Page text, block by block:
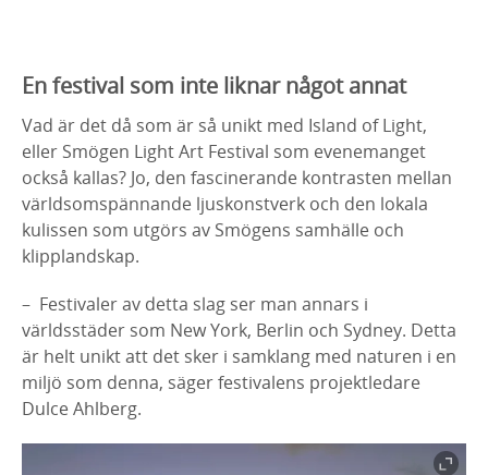
En festival som inte liknar något annat
Vad är det då som är så unikt med Island of Light,
eller Smögen Light Art Festival som evenemanget
också kallas? Jo, den fascinerande kontrasten mellan
världsomspännande ljuskonstverk och den lokala
kulissen som utgörs av Smögens samhälle och
klipplandskap.
– Festivaler av detta slag ser man annars i
världsstäder som New York, Berlin och Sydney. Detta
är helt unikt att det sker i samklang med naturen i en
miljö som denna, säger festivalens projektledare
Dulce Ahlberg.